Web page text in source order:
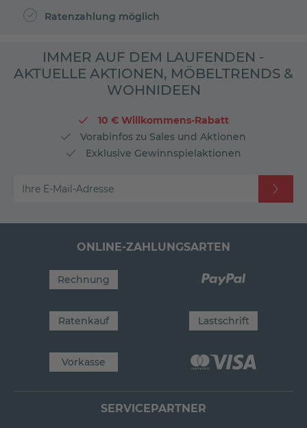
Ratenzahlung möglich
IMMER AUF DEM LAUFENDEN -
AKTUELLE AKTIONEN, MÖBELTRENDS &
WOHNIDEEN
10 € Willkommens-Rabatt
Vorabinfos zu Sales und Aktionen
Exklusive Gewinnspielaktionen
Ihre E-Mail-Adresse
ONLINE-ZAHLUNGSARTEN
Rechnung
Ratenkauf Lastschrift
Vorkasse
SERVICEPARTNER